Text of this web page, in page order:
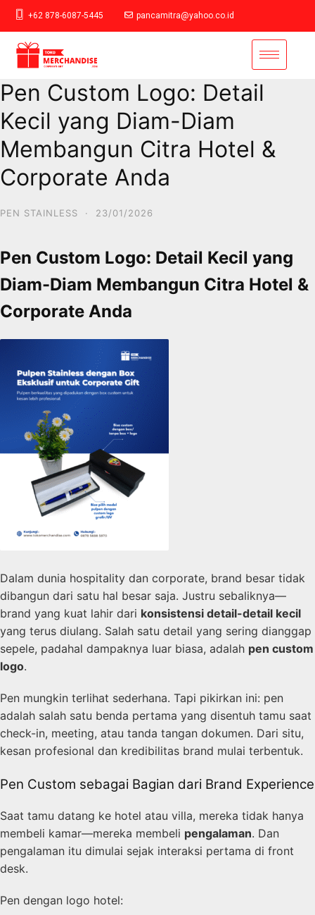
+62 878-6087-5445 pancamitra@yahoo.co.id
Pen Custom Logo: Detail
Kecil yang Diam-Diam
Membangun Citra Hotel &
Corporate Anda
PEN STAINLESS · 23/01/2026
Pen Custom Logo: Detail Kecil yang
Diam-Diam Membangun Citra Hotel &
Corporate Anda
Dalam dunia hospitality dan corporate, brand besar tidak
dibangun dari satu hal besar saja. Justru sebaliknya—
brand yang kuat lahir dari konsistensi detail-detail kecil
yang terus diulang. Salah satu detail yang sering dianggap
sepele, padahal dampaknya luar biasa, adalah pen custom
logo.
Pen mungkin terlihat sederhana. Tapi pikirkan ini: pen
adalah salah satu benda pertama yang disentuh tamu saat
check-in, meeting, atau tanda tangan dokumen. Dari situ,
kesan profesional dan kredibilitas brand mulai terbentuk.
Pen Custom sebagai Bagian dari Brand Experience
Saat tamu datang ke hotel atau villa, mereka tidak hanya
membeli kamar—mereka membeli pengalaman. Dan
pengalaman itu dimulai sejak interaksi pertama di front
desk.
Pen dengan logo hotel: